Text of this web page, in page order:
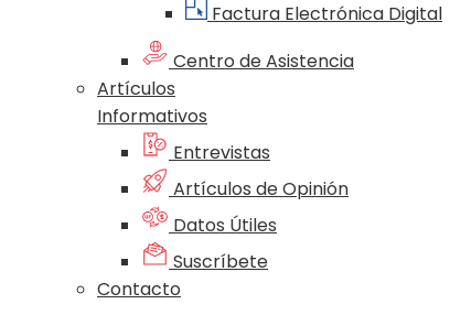
Factura Electrónica Digital
Centro de Asistencia
Artículos
Informativos
Entrevistas
Artículos de Opinión
Datos Útiles
Suscríbete
Contacto